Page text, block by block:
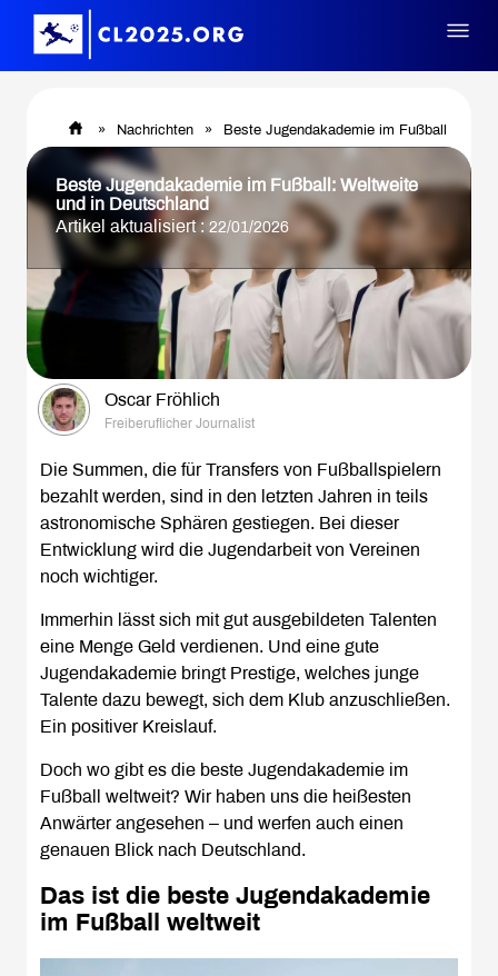
» Nachrichten » Beste Jugendakademie im Fußball
Beste Jugendakademie im Fußball: Weltweite
und in Deutschland
Artikel aktualisiert : 22/01/2026
Oscar Fröhlich
Freiberuflicher Journalist
Die Summen, die für Transfers von Fußballspielern
bezahlt werden, sind in den letzten Jahren in teils
astronomische Sphären gestiegen. Bei dieser
Entwicklung wird die Jugendarbeit von Vereinen
noch wichtiger.
Immerhin lässt sich mit gut ausgebildeten Talenten
eine Menge Geld verdienen. Und eine gute
Jugendakademie bringt Prestige, welches junge
Talente dazu bewegt, sich dem Klub anzuschließen.
Ein positiver Kreislauf.
Doch wo gibt es die beste Jugendakademie im
Fußball weltweit? Wir haben uns die heißesten
Anwärter angesehen – und werfen auch einen
genauen Blick nach Deutschland.
Das ist die beste Jugendakademie
im Fußball weltweit